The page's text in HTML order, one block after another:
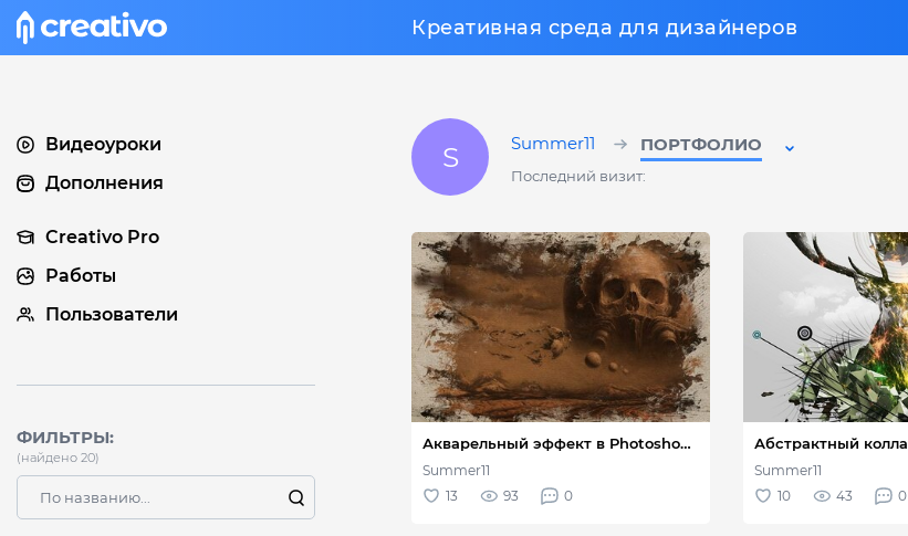
Креативная среда для дизайнеров
Summer11
Последний визит:
ПОРТФОЛИО
Видеоуроки
Дополнения
Creativo Pro
Работы
Пользователи
ФИЛЬТРЫ:
(найдено 20)